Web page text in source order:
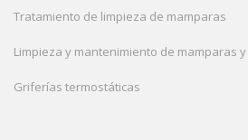
Tratamiento de limpieza de mamparas
Limpieza y mantenimiento de mamparas
Griferías termostáticas